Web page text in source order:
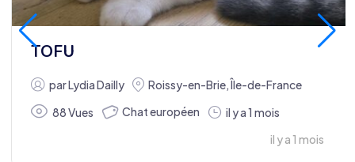
TOFU
parLydia Dailly Roissy-en-Brie,Île-de-France
88 Vues
Chat européen
il y a 1 mois
il y a 1 mois